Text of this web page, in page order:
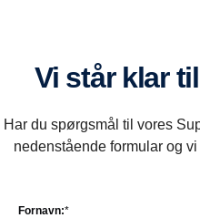
Vi står klar
Har du spørgsmål til vores
nedenstående formular og
*
Fornavn: